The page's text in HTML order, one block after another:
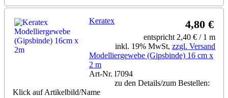
4,80 €
entspricht 2,40 € / 1 m
inkl. 19% MwSt, zzgl. Versand
Keratex
Modelliergewebe (Gipsbinde) 16 cm x
2 m
Art-Nr. l7094
zu den Details/zum Bestellen:
Klick auf Artikelbild/Name